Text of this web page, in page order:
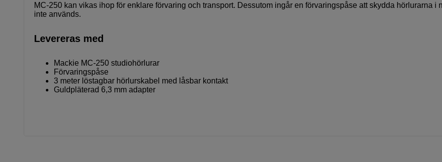
MC-250 kan vikas ihop för enklare förvaring och transport. Dessutom ingår en förvaringspåse att skydda hörlurarna i
inte används.
Levereras med
Mackie MC-250 studiohörlurar
Förvaringspåse
3 meter löstagbar hörlurskabel med låsbar kontakt
Guldpläterad 6,3 mm adapter